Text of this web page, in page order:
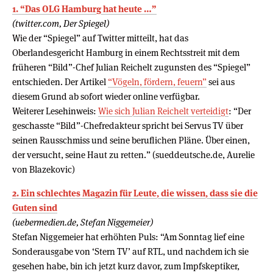
1. “Das OLG Hamburg hat heute …”
(twitter.com, Der Spiegel)
Wie der “Spiegel” auf Twitter mitteilt, hat das
Oberlandesgericht Hamburg in einem Rechtsstreit mit dem
früheren “Bild”-Chef Julian Reichelt zugunsten des “Spiegel”
entschieden. Der Artikel “Vögeln, fördern, feuern”sei aus
diesem Grund ab sofort wieder online verfügbar.
Weiterer Lesehinweis: Wie sich Julian Reichelt verteidigt: “Der
geschasste “Bild”-Chefredakteur spricht bei Servus TV über
seinen Rausschmiss und seine beruflichen Pläne. Über einen,
der versucht, seine Haut zu retten.” (sueddeutsche.de, Aurelie
von Blazekovic)
2. Ein schlechtes Magazin für Leute, die wissen, dass sie die
Guten sind
(uebermedien.de, Stefan Niggemeier)
Stefan Niggemeier hat erhöhten Puls: “Am Sonntag lief eine
Sonderausgabe von ‘Stern TV’ auf RTL, und nachdem ich sie
gesehen habe, bin ich jetzt kurz davor, zum Impfskeptiker,